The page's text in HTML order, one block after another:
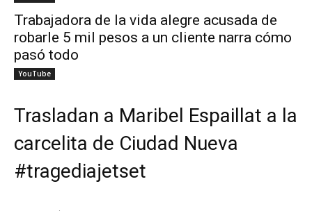
Trabajadora de la vida alegre acusada de
robarle 5 mil pesos a un cliente narra cómo
pasó todo
YouTube
Trasladan a Maribel Espaillat a la
carcelita de Ciudad Nueva
#tragediajetset